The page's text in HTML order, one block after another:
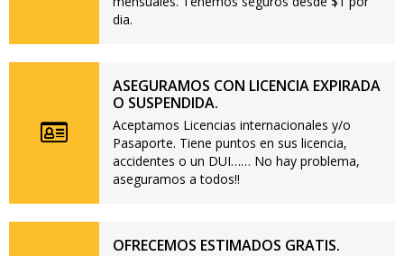
dia.
ASEGURAMOS CON LICENCIA EXPIRADA
O SUSPENDIDA.
Aceptamos Licencias internacionales y/o
Pasaporte. Tiene puntos en sus licencia,
accidentes o un DUI…… No hay problema,
aseguramos a todos!!
OFRECEMOS ESTIMADOS GRATIS.